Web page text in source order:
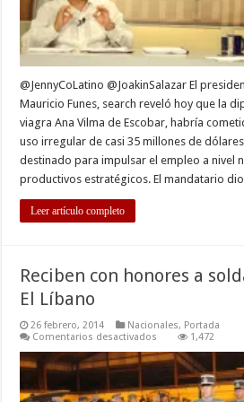
@JennyCoLatino @JoakinSalazar El
Mauricio Funes, search reveló hoy que la
viagra Ana Vilma de Escobar, habría
uso irregular de casi 35 millones de
destinado para impulsar el empleo a nivel
productivos estratégicos. El mandatario
Leer artículo completo
Reciben con honores a
El Líbano
26 febrero, 2014 Nacionales, Portada
Comentarios desactivados
con
honores
soldado
1,472